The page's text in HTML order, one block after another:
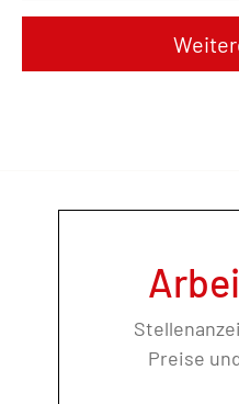
Preise